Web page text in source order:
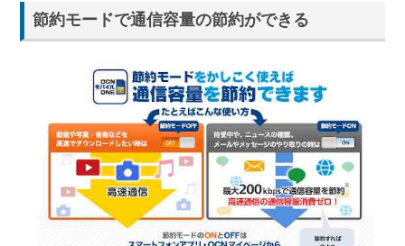
節約モードで通信容量の節約ができる